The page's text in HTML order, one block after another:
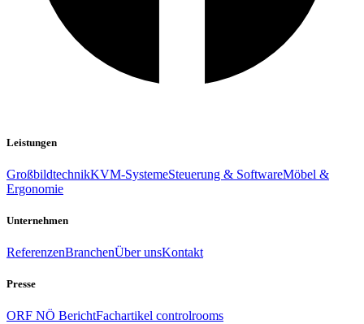
Leistungen
GroßbildtechnikKVM-SystemeSteuerung & SoftwareMöbel &
Ergonomie
Unternehmen
ReferenzenBranchenÜber unsKontakt
Presse
ORF NÖ BerichtFachartikel controlrooms